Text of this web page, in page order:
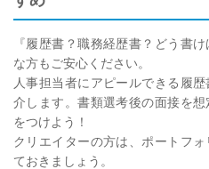
『履歴書？職務経歴書？どう書
な方もご安心ください。
人事担当者にアピールできる履
介します。書類選考後の面接を
をつけよう！
クリエイターの方は、ポートフ
ておきましょう。